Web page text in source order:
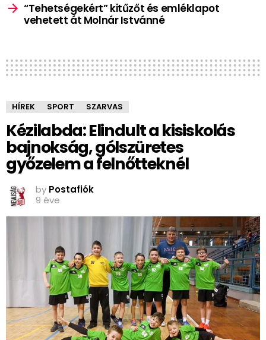
“Tehetségekért” kitűzőt és emléklapot
vehetett át Molnár Istvánné
HÍREK SPORT SZARVAS
Kézilabda: Elindult a kisiskolás
bajnokság, gólszüretes
győzelem a felnőtteknél
by Postafiók
9 éve